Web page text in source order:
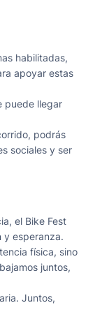
habilitadas,
apoyar estas
puede llegar
podrás
sociales y ser
el Bike Fest
y esperanza.
física, sino
juntos,
Juntos,